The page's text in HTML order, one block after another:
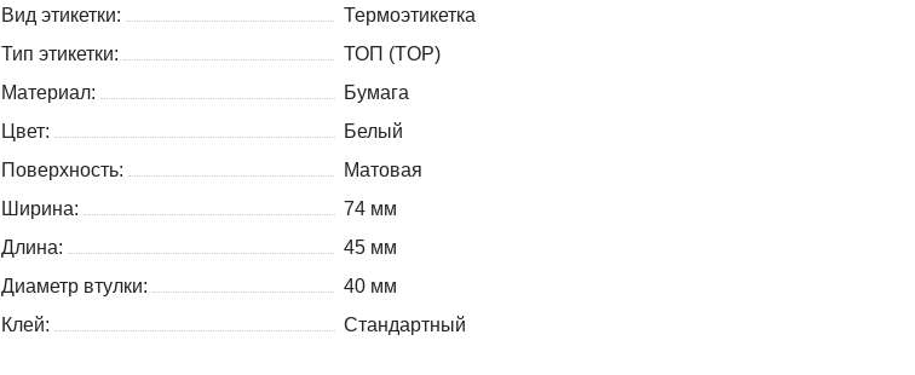
Вид этикетки:
Термоэтикетка
Тип этикетки:
ТОП (TOP)
Материал:
Бумага
Цвет:
Белый
Поверхность:
Матовая
Ширина:
74 мм
Длина:
45 мм
Диаметр втулки:
40 мм
Клей:
Стандартный